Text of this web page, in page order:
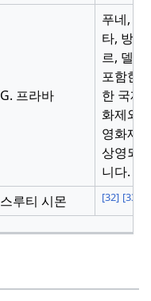
G. 프라바
푸네, 콜
타, 방갈
르, 델리
포함한
한 국제
화제와
영화제
상영되
니다.
스루티 시몬 [32] [33]